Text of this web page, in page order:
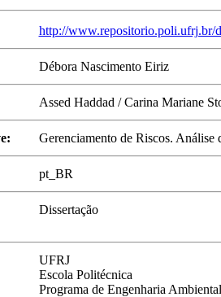
http://www.repositorio.poli.ufrj.br/
Débora Nascimento Eiriz
Assed Haddad / Carina Mariane
Gerenciamento de Riscos. Análise
pt_BR
Dissertação
UFRJ
Escola Politécnica
Programa de Engenharia